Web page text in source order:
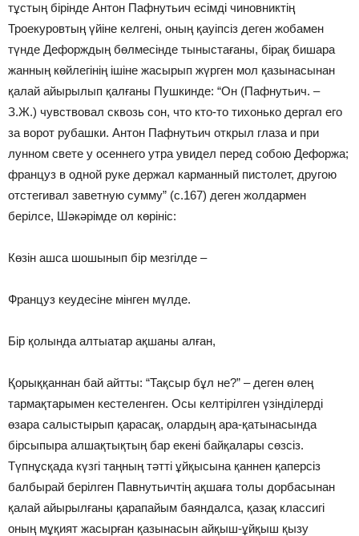
тұстың бірінде Антон Пафнутьич есімді чиновниктің
Троекуровтың үйіне келгені, оның қауіпсіз деген жобамен
түнде Дефорждың бөлмесінде тыныстағаны, бірақ бишара
жанның көйлегінің ішіне жасырып жүрген мол қазынасынан
қалай айырылып қалғаны Пушкинде: “Он (Пафнутьич. –
З.Ж.) чувствовал сквозь сон, что кто-то тихонько дергал его
за ворот рубашки. Антон Пафнутьич открыл глаза и при
лунном свете у осеннего утра увидел перед собою Дефоржа;
француз в одной руке держал карманный пистолет, другою
отстегивал заветную сумму” (с.167) деген жолдармен
берілсе, Шәкәрімде ол көрініс:
Көзін ашса шошынып бір мезгілде –
Француз кеудесіне мінген мүлде.
Бір қолында алтыатар ақшаны алған,
Қорыққаннан бай айтты: “Тақсыр бұл не?” – деген өлең
тармақтарымен кестеленген. Осы келтірілген үзінділерді
өзара салыстырып қарасақ, олардың ара-қатынасында
бірсыпыра алшақтықтың бар екені байқалары сөзсіз.
Түпнұсқада күзгі таңның тәтті ұйқысына қаннен қаперсіз
балбырай берілген Павнутьичтің ақшаға толы дорбасынан
қалай айырылғаны қарапайым баяндалса, қазақ классигі
оның мұқият жасырған қазынасын айқыш-ұйқыш қызу